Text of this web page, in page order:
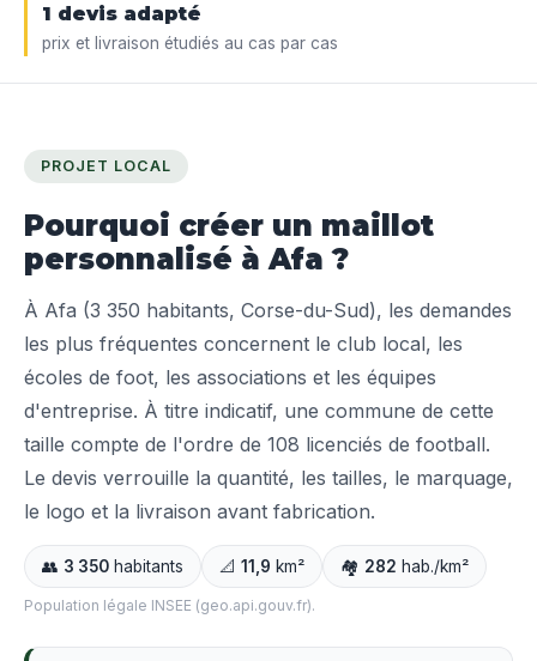
1 devis adapté
prix et livraison étudiés au cas par cas
PROJET LOCAL
Pourquoi créer un maillot
personnalisé à Afa ?
À Afa (3 350 habitants, Corse-du-Sud), les demandes
les plus fréquentes concernent le club local, les
écoles de foot, les associations et les équipes
d'entreprise. À titre indicatif, une commune de cette
taille compte de l'ordre de 108 licenciés de football.
Le devis verrouille la quantité, les tailles, le marquage,
le logo et la livraison avant fabrication.
👥 3 350 habitants 📐 11,9 km² 🏘️ 282 hab./km²
Population légale INSEE (geo.api.gouv.fr).